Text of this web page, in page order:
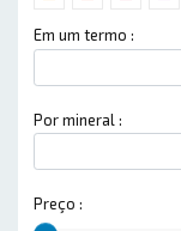
Em um termo :
Por mineral :
Preço :